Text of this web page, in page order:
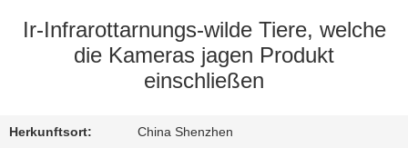
WERKSBESICHTIGUNG
Ir-Infrarottarnungs-wilde Tiere, welche
die Kameras jagen Produkt
einschließen
Herkunftsort: China Shenzhen